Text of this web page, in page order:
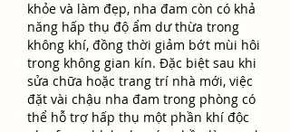
khỏe và làm đẹp, nha đam còn có khả
năng hấp thụ độ ẩm dư thừa trong
không khí, đồng thời giảm bớt mùi hôi
trong không gian kín. Đặc biệt sau khi
sửa chữa hoặc trang trí nhà mới, việc
đặt vài chậu nha đam trong phòng có
thể hỗ trợ hấp thụ một phần khí độc